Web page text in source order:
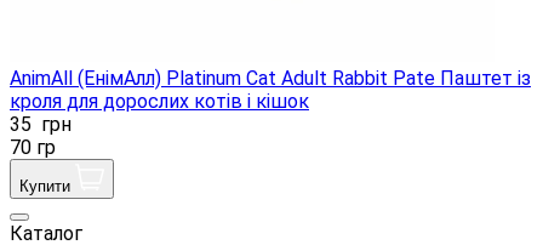
AnimAll (ЕнімАлл) Platinum Cat Adult Rabbit Pate Паштет із
кроля для дорослих котів і кішок
35 грн
70 гр
Купити
Каталог